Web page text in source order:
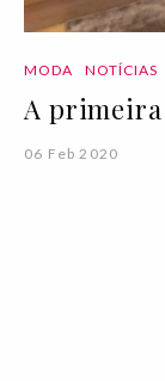
MODA NOTÍCIAS
A primeira
06 Feb 2020